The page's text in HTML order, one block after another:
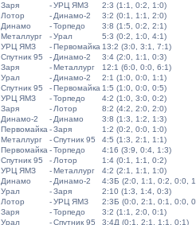
Заря -УРЦ ЯМЗ
2:3 (1:1, 0:2, 1:0)
Лотор - Динамо-2
3:2 (0:1, 1:1, 2:0)
Динамо -Торпедо
3:8 (1:5, 0:2, 2:1)
Металлург -Урал
5:3 (0:2, 1:0, 4:1)
УРЦ ЯМЗ -Первомайка 13:2 (3:0, 3:1, 7:1)
Спутник 95 - Динамо-2
3:4 (2:0, 1:1, 0:3)
Заря -Металлург
12:1 (6:0, 0:0, 6:1)
Урал - Динамо-2
2:1 (1:0, 0:0, 1:1)
Спутник 95 -Первомайка 1:5 (1:0, 0:0, 0:5)
УРЦ ЯМЗ -Торпедо
4:2 (1:0, 3:0, 0:2)
Заря - Лотор
8:2 (4:2, 2:0, 2:0)
Динамо-2 - Динамо
3:8 (1:3, 1:2, 1:3)
Первомайка -Заря
1:2 (0:2, 0:0, 1:0)
Металлург -Спутник 95
4:5 (1:3, 2:1, 1:1)
Первомайка -Торпедо
4:16 (3:9, 0:4, 1:3)
Спутник 95 - Лотор
1:4 (0:1, 1:1, 0:2)
УРЦ ЯМЗ -Металлург
4:2 (2:1, 1:1, 1:0)
Динамо - Динамо-2
4:3Б (2:0, 1:1, 0:2, 0:0,
Урал -Заря
2:10 (1:3, 1:4, 0:3)
Лотор -УРЦ ЯМЗ
2:3Б (0:0, 2:1, 0:1, 0:0,
Заря -Торпедо
3:2 (1:1, 2:0, 0:1)
Урал -Спутник 95
3:4Д (0:1, 2:1, 1:1, 0:1)